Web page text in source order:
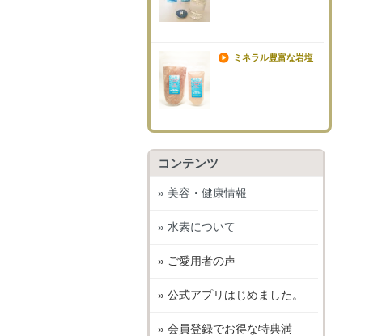
ミネラル豊富な岩塩
コンテンツ
» 美容・健康情報
» 水素について
» ご愛用者の声
» 公式アプリはじめました。
» 会員登録でお得な特典満